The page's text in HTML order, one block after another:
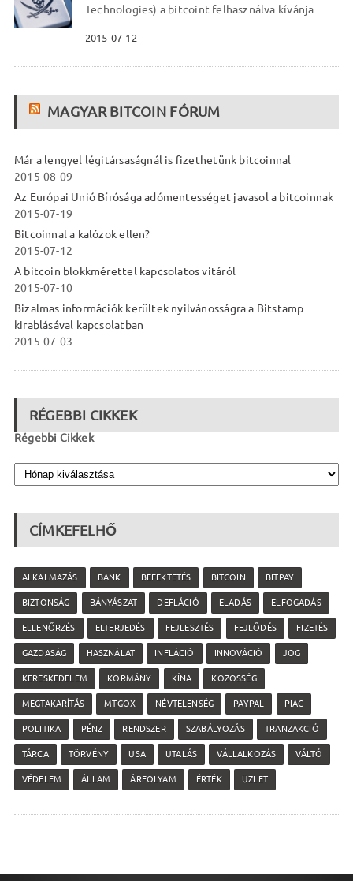
Technologies) a bitcoint felhasználva kívánja
2015-07-12
MAGYAR BITCOIN FÓRUM
Már a lengyel légitársaságnál is fizethetünk bitcoinnal
2015-08-09
Az Európai Unió Bírósága adómentességet javasol a bitcoinnak
2015-07-19
Bitcoinnal a kalózok ellen?
2015-07-12
A bitcoin blokkmérettel kapcsolatos vitáról
2015-07-10
Bizalmas információk kerültek nyilvánosságra a Bitstamp
kirablásával kapcsolatban
2015-07-03
RÉGEBBI CIKKEK
Régebbi Cikkek
CÍMKEFELHŐ
ALKALMAZÁS BANK BEFEKTETÉS BITCOIN BITPAY
BIZTONSÁG BÁNYÁSZAT DEFLÁCIÓ ELADÁS ELFOGADÁS
ELLENŐRZÉS ELTERJEDÉS FEJLESZTÉS FEJLŐDÉS FIZETÉS
GAZDASÁG HASZNÁLAT INFLÁCIÓ INNOVÁCIÓ JOG
KERESKEDELEM KORMÁNY KÍNA KÖZÖSSÉG
MEGTAKARÍTÁS MTGOX NÉVTELENSÉG PAYPAL PIAC
POLITIKA PÉNZ RENDSZER SZABÁLYOZÁS TRANZAKCIÓ
TÁRCA TÖRVÉNY USA UTALÁS VÁLLALKOZÁS VÁLTÓ
VÉDELEM ÁLLAM ÁRFOLYAM ÉRTÉK ÜZLET